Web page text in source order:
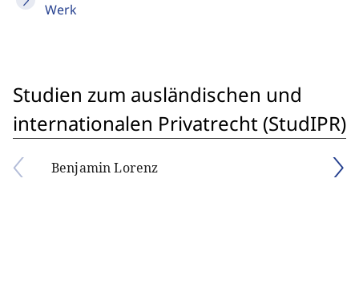
Werk
Studien zum ausländischen und
internationalen Privatrecht (StudIPR)
Benjamin Lorenz